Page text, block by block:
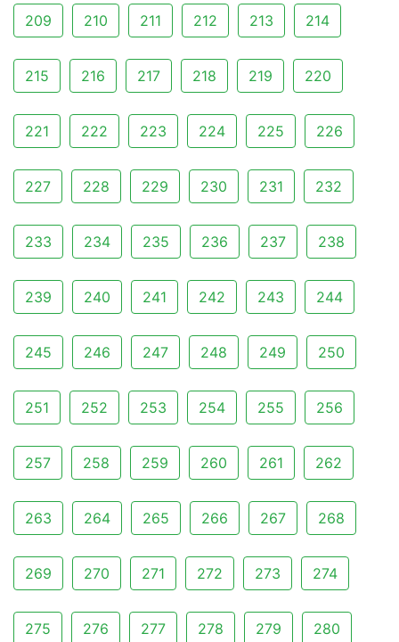
209 210 211 212 213 214
215 216 217 218 219 220
221 222 223 224 225 226
227 228 229 230 231 232
233 234 235 236 237 238
239 240 241 242 243 244
245 246 247 248 249 250
251 252 253 254 255 256
257 258 259 260 261 262
263 264 265 266 267 268
269 270 271 272 273 274
275 276 277 278 279 280